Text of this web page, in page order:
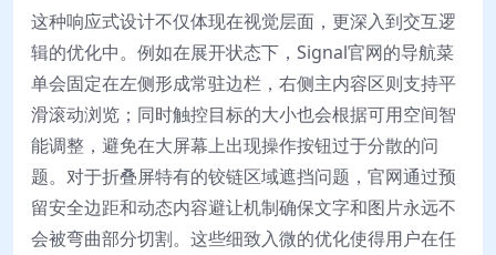
这种响应式设计不仅体现在视觉层面，更深入到交互逻
辑的优化中。例如在展开状态下，Signal官网的导航菜
单会固定在左侧形成常驻边栏，右侧主内容区则支持平
滑滚动浏览；同时触控目标的大小也会根据可用空间智
能调整，避免在大屏幕上出现操作按钮过于分散的问
题。对于折叠屏特有的铰链区域遮挡问题，官网通过预
留安全边距和动态内容避让机制确保文字和图片永远不
会被弯曲部分切割。这些细致入微的优化使得用户在任